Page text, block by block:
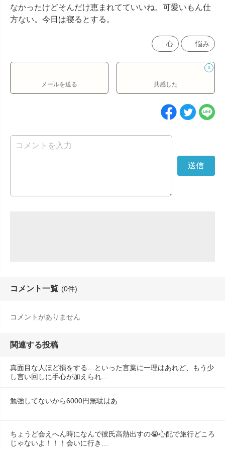
なかったけどそんだけ恵まれてていいね。可愛いもん仕
方ない。今日は寝るとする。
心 悩み
メールを送る
0
共感した
コメント一覧 (0件)
コメントがありません
関連する投稿
真面目な人ほど損をする…といった言葉に一理はあれど、もう少
し言い回しに手心が加えられ…
勉強してないから6000円無駄はあ
ちょうど会えへん時になんで彼氏高熱出すの😭心配で旅行どころ
じゃないよ！！！会いに行き…